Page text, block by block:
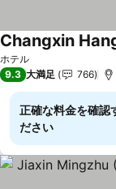
ホテル
Changxin
9.3 大満足 766
正確な料金を確認
ださい